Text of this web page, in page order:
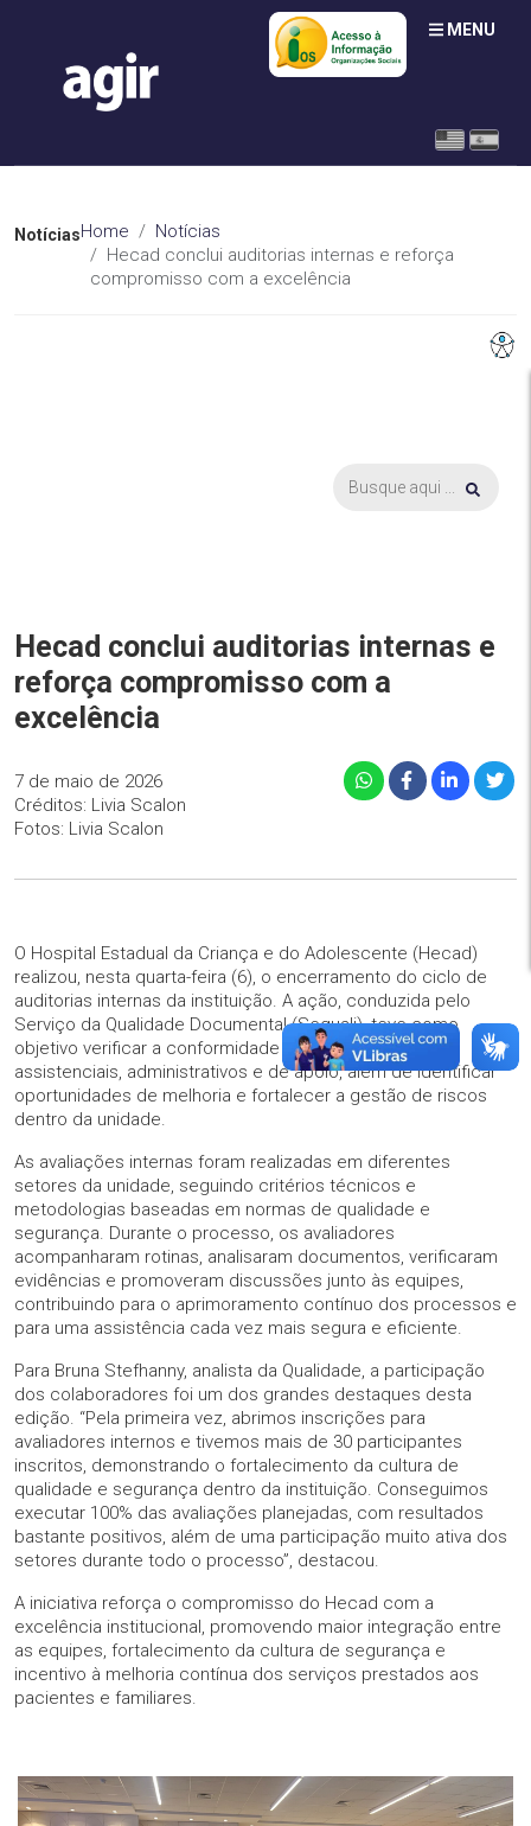
MENU
NotíciasHome
Notícias
Hecad conclui auditorias internas e reforça
compromisso com a excelência
Hecad conclui auditorias internas e
reforça compromisso com a
excelência
7 de maio de 2026
Créditos: Livia Scalon
Fotos: Livia Scalon
O Hospital Estadual da Criança e do Adolescente (Hecad)
realizou, nesta quarta-feira (6), o encerramento do ciclo de
auditorias internas da instituição. A ação, conduzida pelo
Serviço da Qualidade Documental (Sequali), teve como
objetivo verificar a conformidade dos processos
assistenciais, administrativos e de apoio, além de identificar
oportunidades de melhoria e fortalecer a gestão de riscos
dentro da unidade.
As avaliações internas foram realizadas em diferentes
setores da unidade, seguindo critérios técnicos e
metodologias baseadas em normas de qualidade e
segurança. Durante o processo, os avaliadores
acompanharam rotinas, analisaram documentos, verificaram
evidências e promoveram discussões junto às equipes,
contribuindo para o aprimoramento contínuo dos processos e
para uma assistência cada vez mais segura e eficiente.
Para Bruna Stefhanny, analista da Qualidade, a participação
dos colaboradores foi um dos grandes destaques desta
edição. “Pela primeira vez, abrimos inscrições para
avaliadores internos e tivemos mais de 30 participantes
inscritos, demonstrando o fortalecimento da cultura de
qualidade e segurança dentro da instituição. Conseguimos
executar 100% das avaliações planejadas, com resultados
bastante positivos, além de uma participação muito ativa dos
setores durante todo o processo”, destacou.
A iniciativa reforça o compromisso do Hecad com a
excelência institucional, promovendo maior integração entre
as equipes, fortalecimento da cultura de segurança e
incentivo à melhoria contínua dos serviços prestados aos
pacientes e familiares.